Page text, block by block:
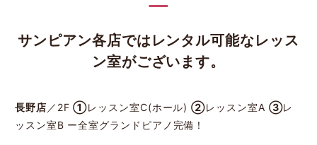
サンピアン各店ではレンタル可能なレッス
ン室がございます。
長野店 ／2F①レッスン室C(ホール)②レッスン室A ③レ
ッスン室B ー全室グランドピアノ完備！